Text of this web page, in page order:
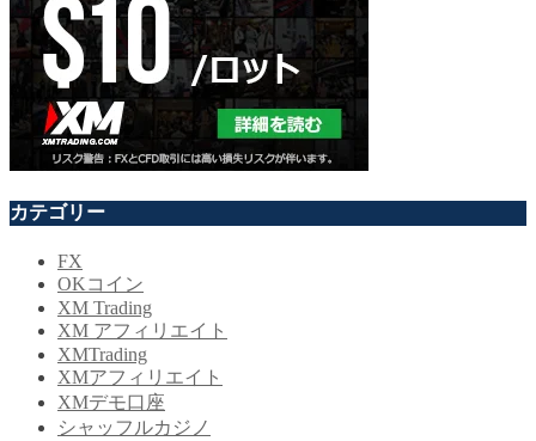
カテゴリー
FX
OKコイン
XM Trading
XM アフィリエイト
XMTrading
XMアフィリエイト
XMデモ口座
シャッフルカジノ